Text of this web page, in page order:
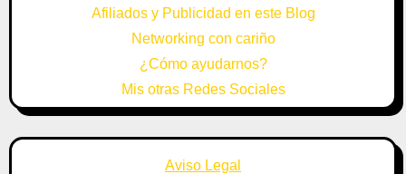
Afiliados y Publicidad en este Blog
Networking con cariño
¿Cómo ayudarnos?
Mis otras Redes Sociales
Aviso Legal